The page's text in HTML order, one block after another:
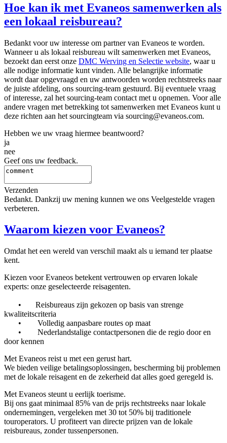
Hoe kan ik met Evaneos samenwerken als
een lokaal reisbureau?
Bedankt voor uw interesse om partner van Evaneos te worden.
Wanneer u als lokaal reisbureau wilt samenwerken met Evaneos,
bezoekt dan eerst onze DMC Werving en Selectie website, waar u
alle nodige informatie kunt vinden. Alle belangrijke informatie
wordt daar opgevraagd en uw antwoorden worden rechtstreeks naar
de juiste afdeling, ons sourcing-team gestuurd. Bij eventuele vraag
of interesse, zal het sourcing-team contact met u opnemen. Voor alle
andere vragen met betrekking tot samenwerken met Evaneos kunt u
deze richten aan het sourcingteam via sourcing@evaneos.com.
Hebben we uw vraag hiermee beantwoord?
ja
nee
Geef ons uw feedback.
Verzenden
Bedankt. Dankzij uw mening kunnen we ons Veelgestelde vragen
verbeteren.
Waarom kiezen voor Evaneos?
Omdat het een wereld van verschil maakt als u iemand ter plaatse
kent.
Kiezen voor Evaneos betekent vertrouwen op ervaren lokale
experts: onze geselecteerde reisagenten.
• Reisbureaus zijn gekozen op basis van strenge
kwaliteitscriteria
• Volledig aanpasbare routes op maat
• Nederlandstalige contactpersonen die de regio door en
door kennen
Met Evaneos reist u met een gerust hart.
We bieden veilige betalingsoplossingen, bescherming bij problemen
met de lokale reisagent en de zekerheid dat alles goed geregeld is.
Met Evaneos steunt u eerlijk toerisme.
Bij ons gaat minimaal 85% van de prijs rechtstreeks naar lokale
ondernemingen, vergeleken met 30 tot 50% bij traditionele
touroperators. U profiteert van directe prijzen van de lokale
reisbureaus, zonder tussenpersonen.